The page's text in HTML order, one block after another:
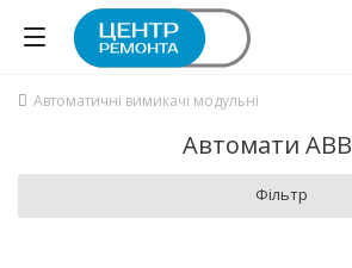
Автоматичні вимикачі модульні
Автомати ABB
Фільтр